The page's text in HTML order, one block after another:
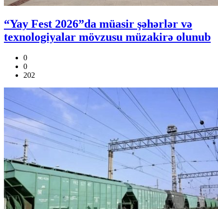
“Yay Fest 2026”da müasir şəhərlər və
texnologiyalar mövzusu müzakirə olunub
0
0
202